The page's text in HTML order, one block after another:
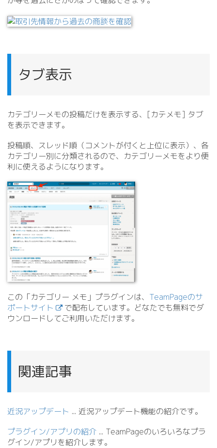
タブ表示
カテゴリーメモの投稿だけを表示する、[カテメモ] タブ
を表示できます。
投稿順、スレッド順（コメントが付くと上位に表示）、各
カテゴリー別に分類されるので、カテゴリーメモをより便
利に使えるようになります。
この「カテゴリー メモ」プラグインは、 TeamPageのサ
ポートサイト
で配布しています。どなたでも無料でダ
ウンロードしてご利用いただけます。
関連記事
近況アップデート ... 近況アップデート機能の紹介です。
プラグイン/アプリの紹介 ... TeamPageのいろいろなプラ
グイン/アプリを紹介します。